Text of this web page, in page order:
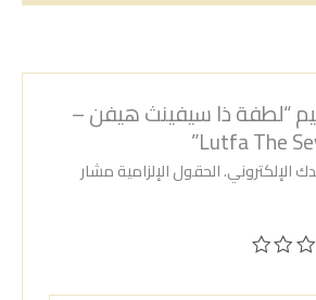
“لطفة ذا سيفينث هيفن –
Lutfa The
الإلكتروني.الحقول الإلزامية مشار